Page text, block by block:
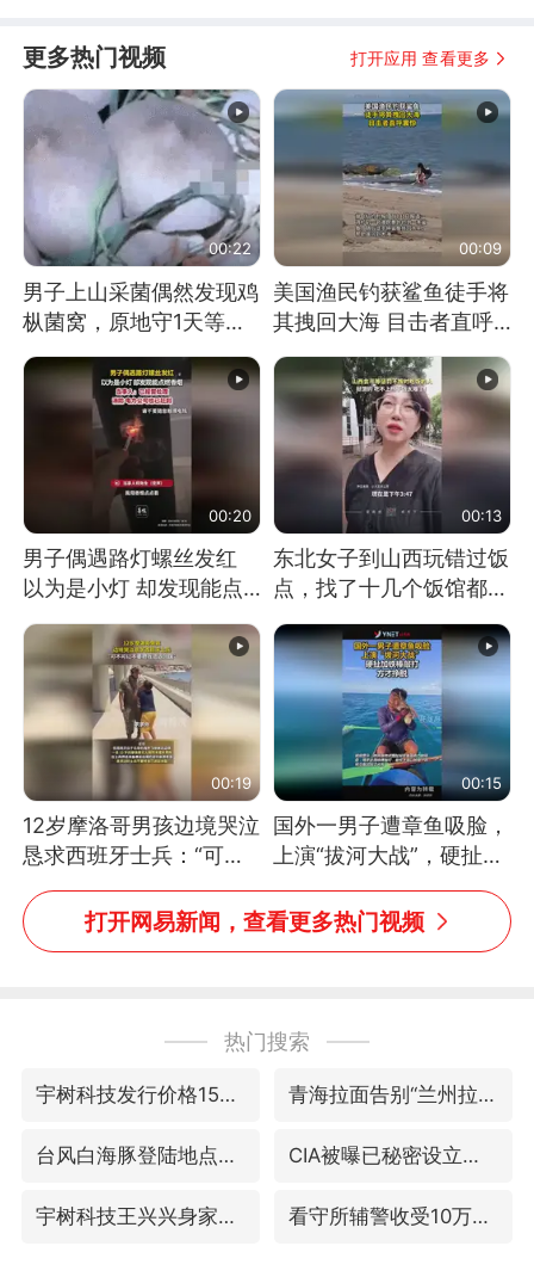
更多热门视频 打开应用 查看更多
00:22
男子上山采菌偶然发现鸡
枞菌窝，原地守1天等它
长大：挖了140多朵
00:09
美国渔民钓获鲨鱼徒手将
其拽回大海 目击者直呼
震惊 （视频来源：参考
消息）
00:20
男子偶遇路灯螺丝发红
以为是小灯 却发现能点
燃香烟 当事人：已报警
处理
00:13
东北女子到山西玩错过饭
点，找了十几个饭馆都没
开门：午休到几点
00:19
12岁摩洛哥男孩边境哭泣
恳求西班牙士兵：“可不
可以不要把我遣返回国”
00:15
国外一男子遭章鱼吸脸，
上演“拔河大战”，硬扯加
铁棒敲打方才挣脱
打开网易新闻，查看更多热门视频
热门搜索
宇树科技发行价格150.80元/股 青海拉面告别“兰州拉面”
台风白海豚登陆地点更新 CIA被曝已秘密设立古巴工作组
宇树科技王兴兴身家有望超200亿元 看守所辅警收受10万获刑1年